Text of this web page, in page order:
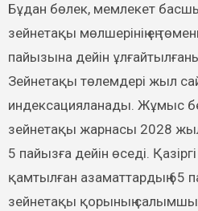
Бұдан бөлек, мемлекет
зейнетақы мөлшерінің ең
пайызына дейін
Зейнетақы төлемдері жыл
индексацияланады. Жұмыс
зейнетақы жарнасы 2028
5 пайызға дейін өседі.
қамтылған азаматтардың
зейнетақы қорының